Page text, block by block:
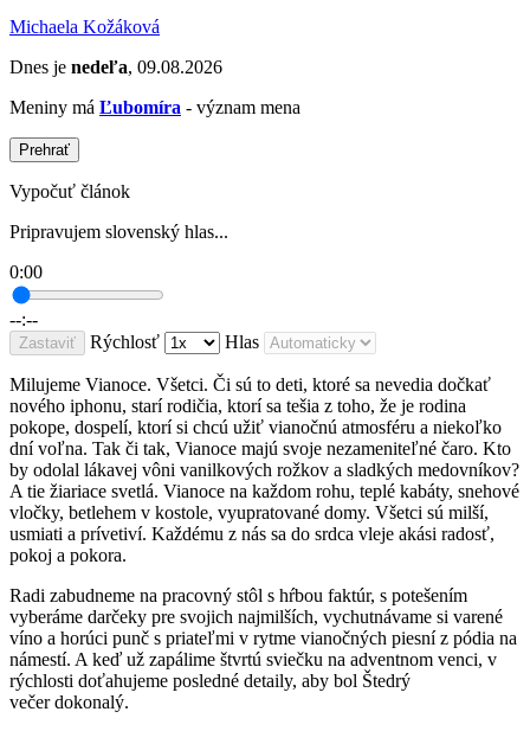
Michaela Kožáková
Dnes je nedeľa, 09.08.2026
Meniny má Ľubomíra - význam mena
Prehrať
Vypočuť článok
Pripravujem slovenský hlas...
0:00
--:--
Zastaviť Rýchlosť Hlas
Milujeme Vianoce. Všetci. Či sú to deti, ktoré sa nevedia dočkať
nového iphonu, starí rodičia, ktorí sa tešia z toho, že je rodina
pokope, dospelí, ktorí si chcú užiť vianočnú atmosféru a niekoľko
dní voľna. Tak či tak, Vianoce majú svoje nezameniteľné čaro. Kto
by odolal lákavej vôni vanilkových rožkov a sladkých medovníkov?
A tie žiariace svetlá. Vianoce na každom rohu, teplé kabáty, snehové
vločky, betlehem v kostole, vyupratované domy. Všetci sú milší,
usmiati a prívetiví. Každému z nás sa do srdca vleje akási radosť,
pokoj a pokora.
Radi zabudneme na pracovný stôl s hŕbou faktúr, s potešením
vyberáme darčeky pre svojich najmilších, vychutnávame si varené
víno a horúci punč s priateľmi v rytme vianočných piesní z pódia na
námestí. A keď už zapálime štvrtú sviečku na adventnom venci, v
rýchlosti doťahujeme posledné detaily, aby bol Štedrý
večer dokonalý.